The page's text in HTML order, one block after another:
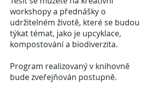
workshopy a přednášky o
udržitelném životě, které se budou
týkat témat, jako je upcyklace,
kompostování a biodiverzita.
Program realizovaný v knihovně
bude zveřejňován postupně.